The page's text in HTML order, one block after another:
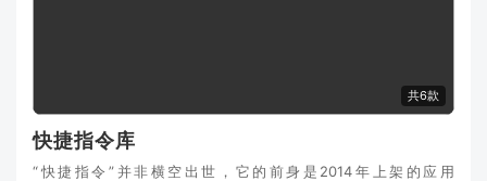
共6款
快捷指令库
“快捷指令”并非横空出世，它的前身是2014年上架的应用